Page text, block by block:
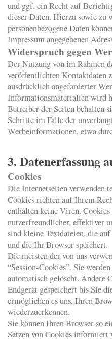
und ggf. ein Recht auf
dieser Daten. Hierzu sowie zu
personenbezogene Daten
Impressum angegebenen
Widerspruch gegen
Der Nutzung von im Rahmen
veröffentlichten Kontaktdaten
ausdrücklich angeforderter
Informationsmaterialien wird
Betreiber der Seiten behalten
Schritte im Falle der
Werbeinformationen, etwa
3. Datenerfassung
Cookies
Die Internetseiten verwenden
Cookies richten auf Ihrem
enthalten keine Viren.
nutzerfreundlicher, effektiver
sind kleine Textdateien, die
und die Ihr Browser speichert.
Die meisten der von uns
“Session-Cookies”. Sie
automatisch gelöscht. Andere
Endgerät gespeichert bis Sie
ermöglichen es uns, Ihren
wiederzuerkennen.
Sie können Ihren Browser so
Setzen von Cookies